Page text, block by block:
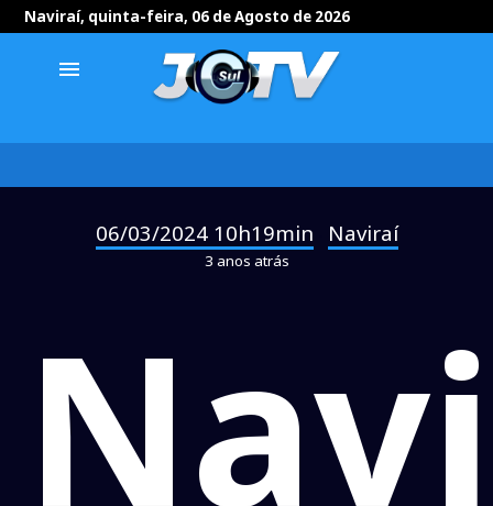
Naviraí, quinta-feira, 06 de Agosto de 2026
menu
06/03/2024 10h19min Naviraí
3 anos atrás